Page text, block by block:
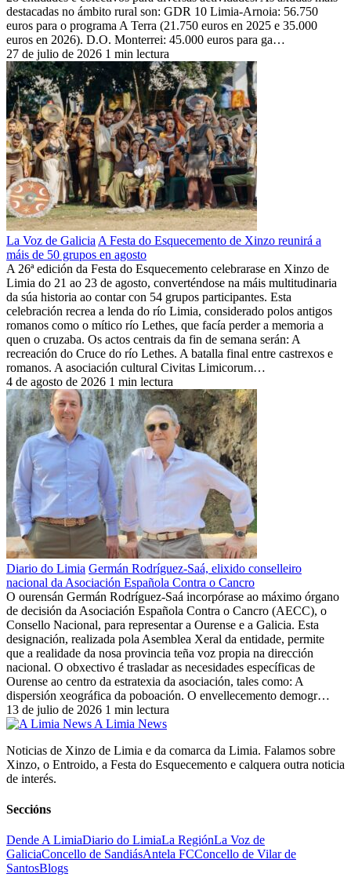
destacadas no ámbito rural son: GDR 10 Limia-Arnoia: 56.750
euros para o programa A Terra (21.750 euros en 2025 e 35.000
euros en 2026). D.O. Monterrei: 45.000 euros para ga…
27 de julio de 2026 1 min lectura
La Voz de Galicia A Festa do Esquecemento de Xinzo reunirá a
máis de 50 grupos en agosto
A 26ª edición da Festa do Esquecemento celebrarase en Xinzo de
Limia do 21 ao 23 de agosto, converténdose na máis multitudinaria
da súa historia ao contar con 54 grupos participantes. Esta
celebración recrea a lenda do río Limia, considerado polos antigos
romanos como o mítico río Lethes, que facía perder a memoria a
quen o cruzaba. Os actos centrais da fin de semana serán: A
recreación do Cruce do río Lethes. A batalla final entre castrexos e
romanos. A asociación cultural Civitas Limicorum…
4 de agosto de 2026 1 min lectura
Diario do Limia Germán Rodríguez-Saá, elixido conselleiro
nacional da Asociación Española Contra o Cancro
O ourensán Germán Rodríguez-Saá incorpórase ao máximo órgano
de decisión da Asociación Española Contra o Cancro (AECC), o
Consello Nacional, para representar a Ourense e a Galicia. Esta
designación, realizada pola Asemblea Xeral da entidade, permite
que a realidade da nosa provincia teña voz propia na dirección
nacional. O obxectivo é trasladar as necesidades específicas de
Ourense ao centro da estratexia da asociación, tales como: A
dispersión xeográfica da poboación. O envellecemento demogr…
13 de julio de 2026 1 min lectura
A Limia News
Noticias de Xinzo de Limia e da comarca da Limia. Falamos sobre
Xinzo, o Entroido, a Festa do Esquecemento e calquera outra noticia
de interés.
Seccións
Dende A LimiaDiario do LimiaLa RegiónLa Voz de
GaliciaConcello de SandiásAntela FCConcello de Vilar de
SantosBlogs